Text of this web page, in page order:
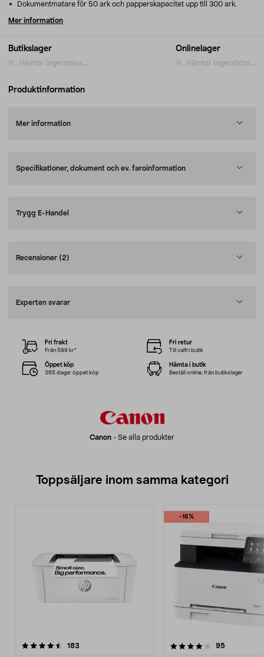
Butikslager
Hämtar lagerstatus...
Onlinelager
Hämtar lagerstatus...
Dokumentmatare för 50 ark och papperskapacitet upp till 300 ark.
Mer information
Produktinformation
Mer information
Specifikationer, dokument och ev. faroinformation
Trygg E-Handel
Recensioner (2)
Experten svarar
Canon - Se alla produkter
Fri frakt
Från 599 kr*
Fri retur
Till valfri butik
Öppet köp
365 dagar öppet köp
Hämta i butik
Beställ online, från butikslager
Toppsäljare inom samma kategori
183
-16%
4.0 av 5 stjärnor 95recensioner
4.0 av 5 stjärnor